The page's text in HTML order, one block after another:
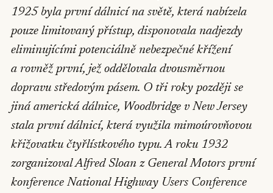
1925 byla první dálnicí na světě, která nabízela
pouze limitovaný přístup, disponovala nadjezdy
eliminujícími potenciálně nebezpečné křížení
a rovněž první, jež oddělovala dvousměrnou
dopravu středovým pásem. O tři roky později se
jiná americká dálnice, Woodbridge v New Jersey
stala první dálnicí, která využila mimoúrovňovou
křižovatku čtyřlístkového typu. A roku 1932
zorganizoval Alfred Sloan z General Motors první
konference National Highway Users Conference